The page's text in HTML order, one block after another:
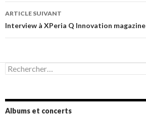
articles
ARTICLE SUIVANT
Interview à XPeria Q Innovation magazine
Rechercher :
Albums et concerts